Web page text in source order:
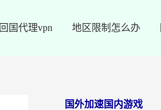
回国代理vpn 地区限制怎么办
国外加速国内游戏